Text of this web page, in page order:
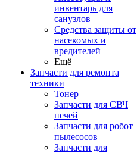
инвентарь для
санузлов
Средства защиты от
насекомых и
вредителей
Ещё
Запчасти для ремонта
техники
Тонер
Запчасти для СВЧ
печей
Запчасти для робот
пылесосов
Запчасти для